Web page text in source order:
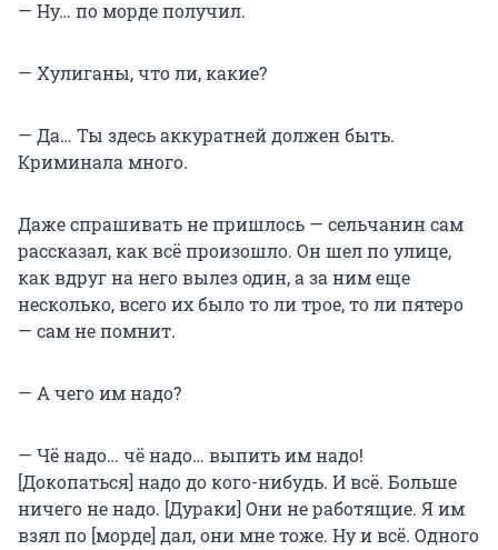
— Ну… по морде получил.
— Хулиганы, что ли, какие?
— Да… Ты здесь аккуратней должен быть.
Криминала много.
Даже спрашивать не пришлось — сельчанин сам
рассказал, как всё произошло. Он шел по улице,
как вдруг на него вылез один, а за ним еще
несколько, всего их было то ли трое, то ли пятеро
— сам не помнит.
— А чего им надо?
— Чё надо… чё надо… выпить им надо!
[Докопаться] надо до кого-нибудь. И всё. Больше
ничего не надо. [Дураки] Они не работящие. Я им
взял по [морде] дал, они мне тоже. Ну и всё. Одного